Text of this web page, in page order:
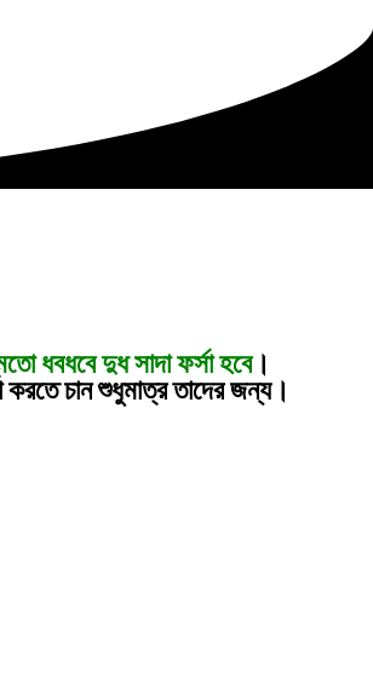
ধবধবে দুধ সাদা ফর্সা হবে।
চান শুধুমাত্র তাদের জন্য।